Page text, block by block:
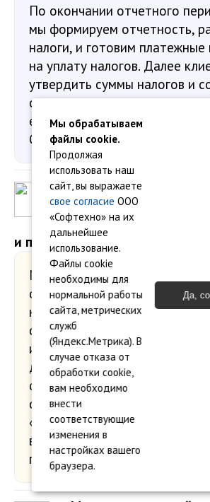
По окончании отчетного
мы формируем отчетность,
налоги, и готовим платежные
на уплату налогов. Далее
утвердить суммы налогов и
отчетности, после чего мы
ее по электронным каналам
Соцфонд, Росстат, другие
Кто будет оформлять
первичные
накладные, счета,
и прочее?
Мы рекомендуем своим
самостоятельно выписывать
накладные по реализации,
счета и счета-фактуры. Для
использовать облачную
доступ ккоторой
составе тарифа или свою
систему. При необходимости
«1С:БО» консультируют
вопросам, связанным с
первичных документов.
Мы обрабатываем
файлы cookie.
Продолжая
использовать наш
сайт, вы выражаете
свое согласие ООО
«Софтехно» на их
дальнейшее
использование.
Файлы cookie
необходимы для
нормальной работы
сайта, метрических
служб
(Яндекс.Метрика). В
случае отказа от
обработки cookie,
вам необходимо
внести
соответствующие
изменения в
настройках вашего
браузера.
Да,